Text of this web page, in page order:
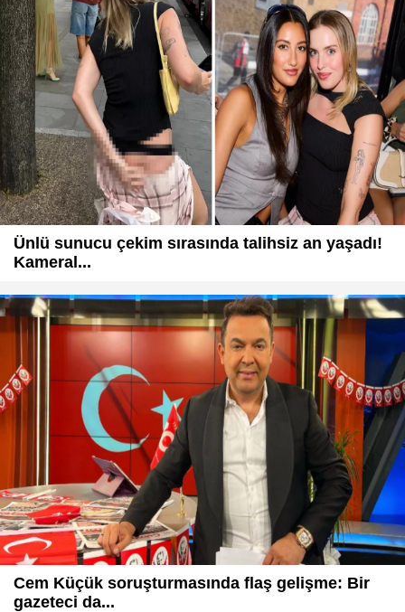
Ünlü sunucu çekim sırasında talihsiz an yaşadı!
Kameral...
Cem Küçük soruşturmasında flaş gelişme: Bir
gazeteci da...